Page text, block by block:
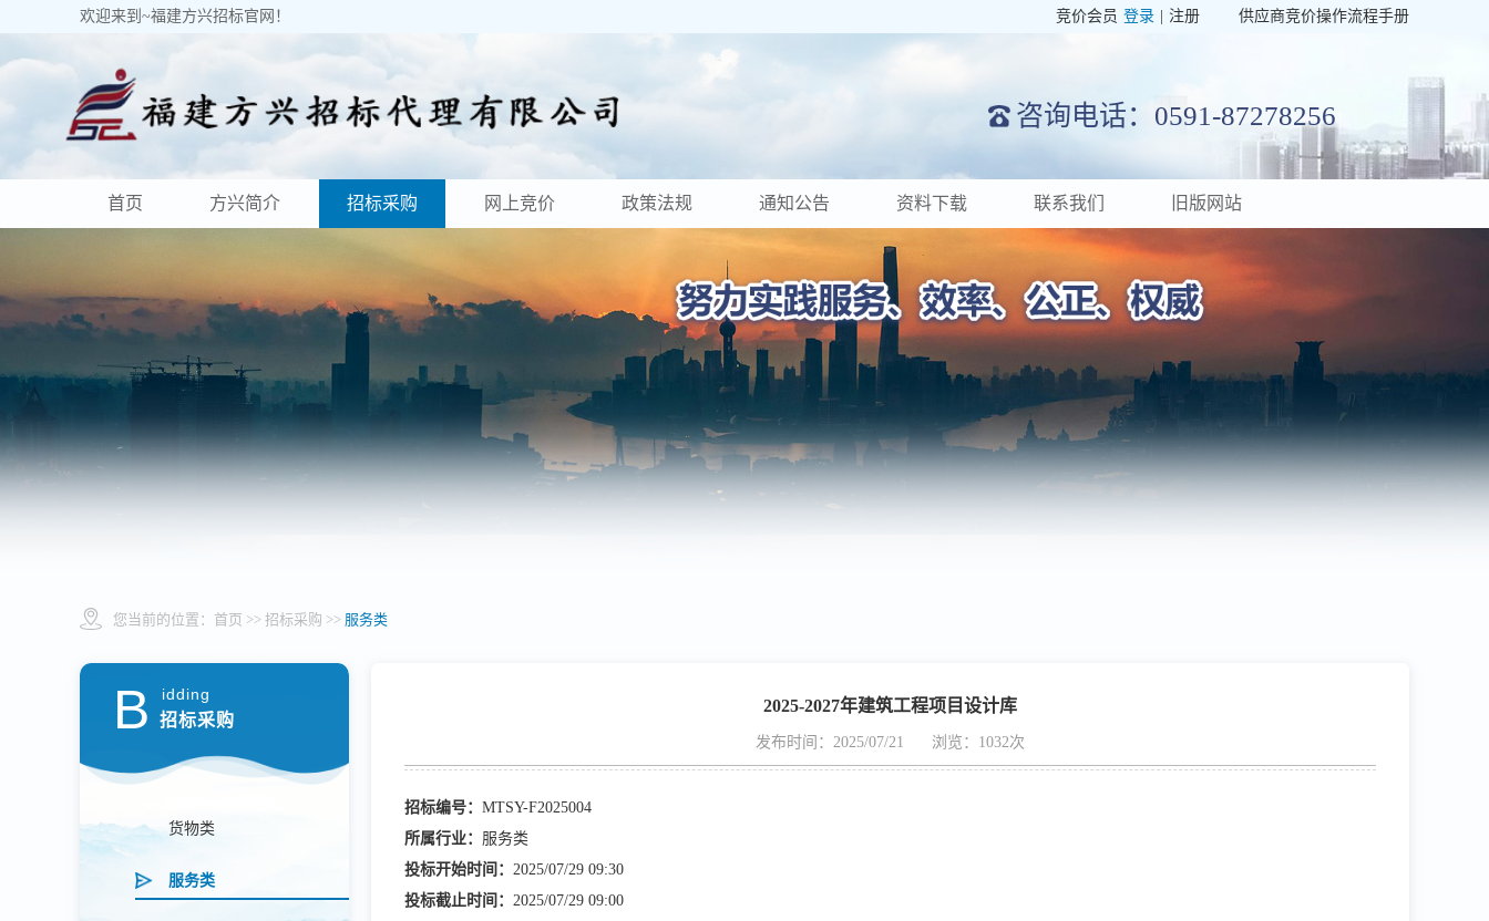
欢迎来到~福建方兴招标官网！ 竞价会员 登录 注册 供应商竞价操作流程手册
咨询电话：0591-87278256
首页 方兴简介 招标采购 网上竞价 政策法规 通知公告 资料下载 联系我们 旧版网站
您当前的位置： 首页 >> 招标采购 >> 服务类
B idding
招标采购
货物类
服务类
2025-2027年建筑工程项目设计库
发布时间：2025/07/21 浏览：1032次
招标编号：MTSY-F2025004
所属行业： 服务类
投标开始时间：2025/07/29 09:30
投标截止时间：2025/07/29 09:00